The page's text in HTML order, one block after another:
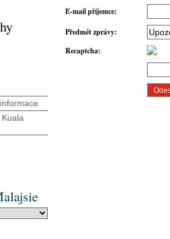
E-mail příjemce:
Předmět zprávy:
Recaptcha: